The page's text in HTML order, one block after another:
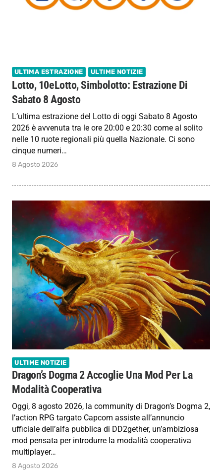
ULTIMA ESTRAZIONE ULTIME NOTIZIE
Lotto, 10eLotto, Simbolotto: Estrazione Di
Sabato 8 Agosto
L’ultima estrazione del Lotto di oggi Sabato 8 Agosto
2026 è avvenuta tra le ore 20:00 e 20:30 come al solito
nelle 10 ruote regionali più quella Nazionale. Ci sono
cinque numeri…
8 Agosto 2026
ULTIME NOTIZIE
Dragon’s Dogma 2 Accoglie Una Mod Per La
Modalità Cooperativa
Oggi, 8 agosto 2026, la community di Dragon’s Dogma 2,
l’action RPG targato Capcom assiste all’annuncio
ufficiale dell’alfa pubblica di DD2gether, un’ambiziosa
mod pensata per introdurre la modalità cooperativa
multiplayer…
8 Agosto 2026